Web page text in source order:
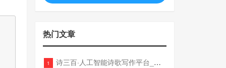
热门文章
1 诗三百·人工智能诗歌写作平台_在线作诗机_藏头诗生成器_电脑对联_姓名作诗